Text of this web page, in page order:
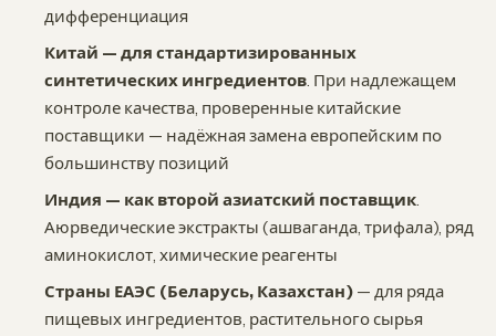
дифференциация
Китай — для стандартизированных
синтетических ингредиентов. При надлежащем
контроле качества, проверенные китайские
поставщики — надёжная замена европейским по
большинству позиций
Индия — как второй азиатский поставщик.
Аюрведические экстракты (ашваганда, трифала), ряд
аминокислот, химические реагенты
Страны ЕАЭС (Беларусь, Казахстан) — для ряда
пищевых ингредиентов, растительного сырья